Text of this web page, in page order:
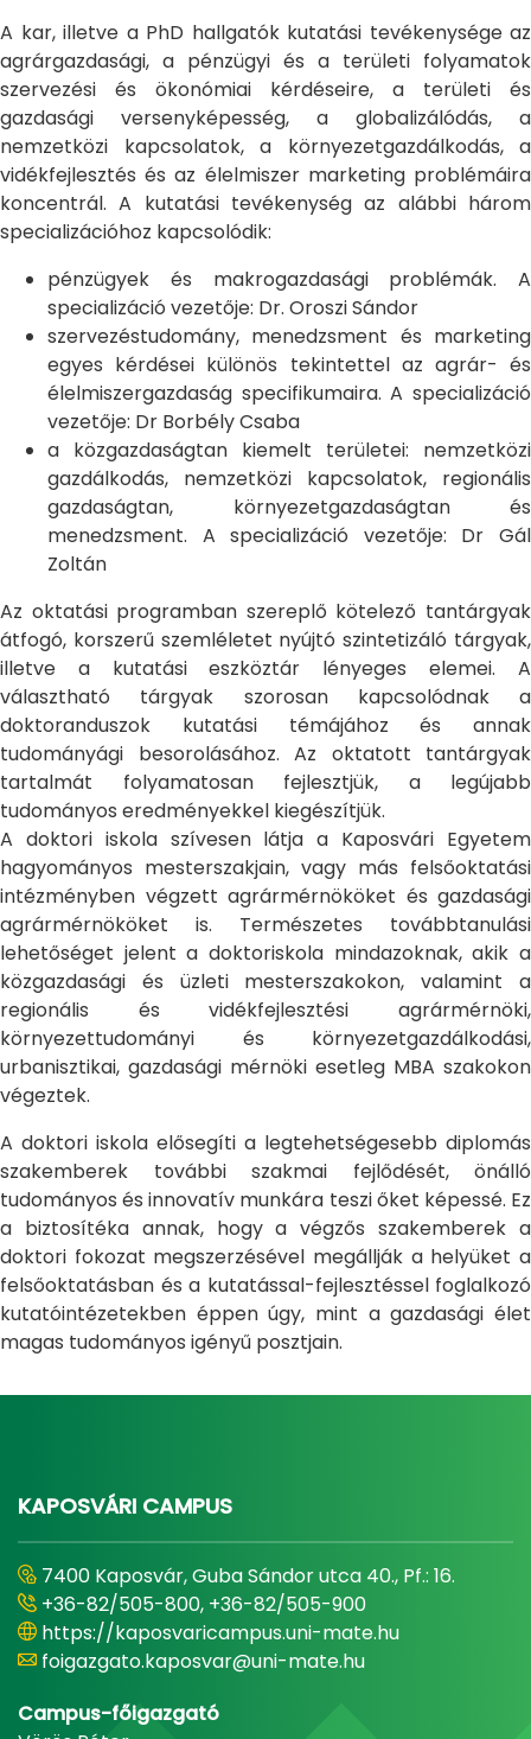
A kar, illetve a PhD hallgatók kutatási tevékenysége az
agrárgazdasági, a pénzügyi és a területi folyamatok
szervezési és ökonómiai kérdéseire, a területi és
gazdasági versenyképesség, a globalizálódás, a
nemzetközi kapcsolatok, a környezetgazdálkodás, a
vidékfejlesztés és az élelmiszer marketing problémáira
koncentrál. A kutatási tevékenység az alábbi három
specializációhoz kapcsolódik:
pénzügyek és makrogazdasági problémák. A
specializáció vezetője: Dr. Oroszi Sándor
szervezéstudomány, menedzsment és marketing
egyes kérdései különös tekintettel az agrár- és
élelmiszergazdaság specifikumaira. A specializáció
vezetője: Dr Borbély Csaba
a közgazdaságtan kiemelt területei: nemzetközi
gazdálkodás, nemzetközi kapcsolatok, regionális
gazdaságtan, környezetgazdaságtan és
menedzsment. A specializáció vezetője: Dr Gál
Zoltán
Az oktatási programban szereplő kötelező tantárgyak
átfogó, korszerű szemléletet nyújtó szintetizáló tárgyak,
illetve a kutatási eszköztár lényeges elemei. A
választható tárgyak szorosan kapcsolódnak a
doktoranduszok kutatási témájához és annak
tudományági besorolásához. Az oktatott tantárgyak
tartalmát folyamatosan fejlesztjük, a legújabb
tudományos eredményekkel kiegészítjük.
A doktori iskola szívesen látja a Kaposvári Egyetem
hagyományos mesterszakjain, vagy más felsőoktatási
intézményben végzett agrármérnököket és gazdasági
agrármérnököket is. Természetes továbbtanulási
lehetőséget jelent a doktoriskola mindazoknak, akik a
közgazdasági és üzleti mesterszakokon, valamint a
regionális és vidékfejlesztési agrármérnöki,
környezettudományi és környezetgazdálkodási,
urbanisztikai, gazdasági mérnöki esetleg MBA szakokon
végeztek.
A doktori iskola elősegíti a legtehetségesebb diplomás
szakemberek további szakmai fejlődését, önálló
tudományos és innovatív munkára teszi őket képessé. Ez
a biztosítéka annak, hogy a végzős szakemberek a
doktori fokozat megszerzésével megállják a helyüket a
felsőoktatásban és a kutatással-fejlesztéssel foglalkozó
kutatóintézetekben éppen úgy, mint a gazdasági élet
magas tudományos igényű posztjain.
KAPOSVÁRI CAMPUS
7400 Kaposvár, Guba Sándor utca 40., Pf.: 16.
+36-82/505-800, +36-82/505-900
https://kaposvaricampus.uni-mate.hu
foigazgato.kaposvar@uni-mate.hu
Campus-főigazgató